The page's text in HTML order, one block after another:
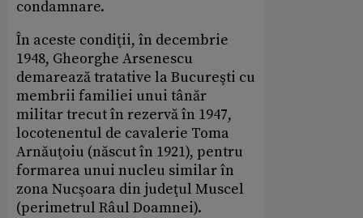
condamnare.
În aceste condiţii, în decembrie
1948, Gheorghe Arsenescu
demarează tratative la Bucureşti cu
membrii familiei unui tânăr
militar trecut în rezervă în 1947,
locotenentul de cavalerie Toma
Arnăuţoiu (născut în 1921), pentru
formarea unui nucleu similar în
zona Nucşoara din judeţul Muscel
(perimetrul Râul Doamnei).